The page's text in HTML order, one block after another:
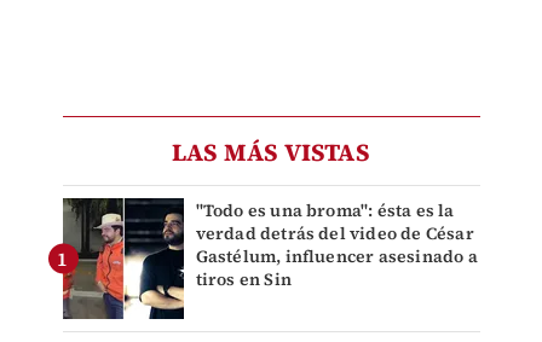
LAS MÁS VISTAS
"Todo es una broma": ésta es la
verdad detrás del video de César
Gastélum, influencer asesinado a
tiros en Sin